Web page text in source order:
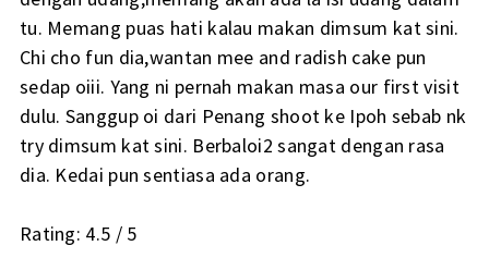
tu. Memang puas hati kalau makan dimsum kat sini.
Chi cho fun dia,wantan mee and radish cake pun
sedap oiii. Yang ni pernah makan masa our first visit
dulu. Sanggup oi dari Penang shoot ke Ipoh sebab nk
try dimsum kat sini. Berbaloi2 sangat dengan rasa
dia. Kedai pun sentiasa ada orang.
Rating: 4.5 / 5